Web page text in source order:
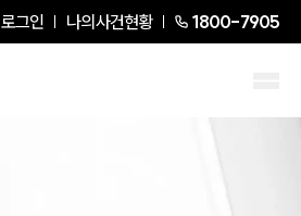
로그인 나의사건현황 1800-7905